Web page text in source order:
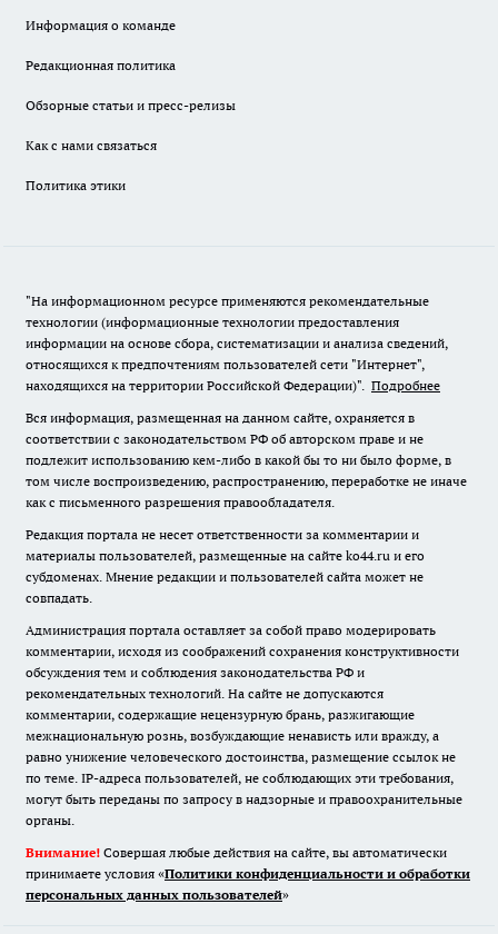
Информация о команде
Редакционная политика
Обзорные статьи и пресс-релизы
Как с нами связаться
Политика этики
"На информационном ресурсе применяются рекомендательные
технологии (информационные технологии предоставления
информации на основе сбора, систематизации и анализа сведений,
относящихся к предпочтениям пользователей сети "Интернет",
находящихся на территории Российской Федерации)". Подробнее
Вся информация, размещенная на данном сайте, охраняется в
соответствии с законодательством РФ об авторском праве и не
подлежит использованию кем-либо в какой бы то ни было форме, в
том числе воспроизведению, распространению, переработке не иначе
как с письменного разрешения правообладателя.
Редакция портала не несет ответственности за комментарии и
материалы пользователей, размещенные на сайте ko44.ru и его
субдоменах. Мнение редакции и пользователей сайта может не
совпадать.
Администрация портала оставляет за собой право модерировать
комментарии, исходя из соображений сохранения конструктивности
обсуждения тем и соблюдения законодательства РФ и
рекомендательных технологий. На сайте не допускаются
комментарии, содержащие нецензурную брань, разжигающие
межнациональную рознь, возбуждающие ненависть или вражду, а
равно унижение человеческого достоинства, размещение ссылок не
по теме. IP-адреса пользователей, не соблюдающих эти требования,
могут быть переданы по запросу в надзорные и правоохранительные
органы.
Внимание! Совершая любые действия на сайте, вы автоматически
принимаете условия «Политики конфиденциальности и обработки
персональных данных пользователей»